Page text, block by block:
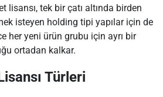
lisansı, tek bir çatı altında birden
isteyen holding tipi yapılar için de
her yeni ürün grubu için ayrı bir
ortadan kalkar.
Türleri